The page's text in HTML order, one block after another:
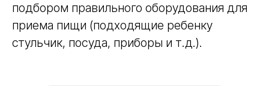
подбором правильного оборудования для
приема пищи (подходящие ребенку
стульчик, посуда, приборы и т.д.).